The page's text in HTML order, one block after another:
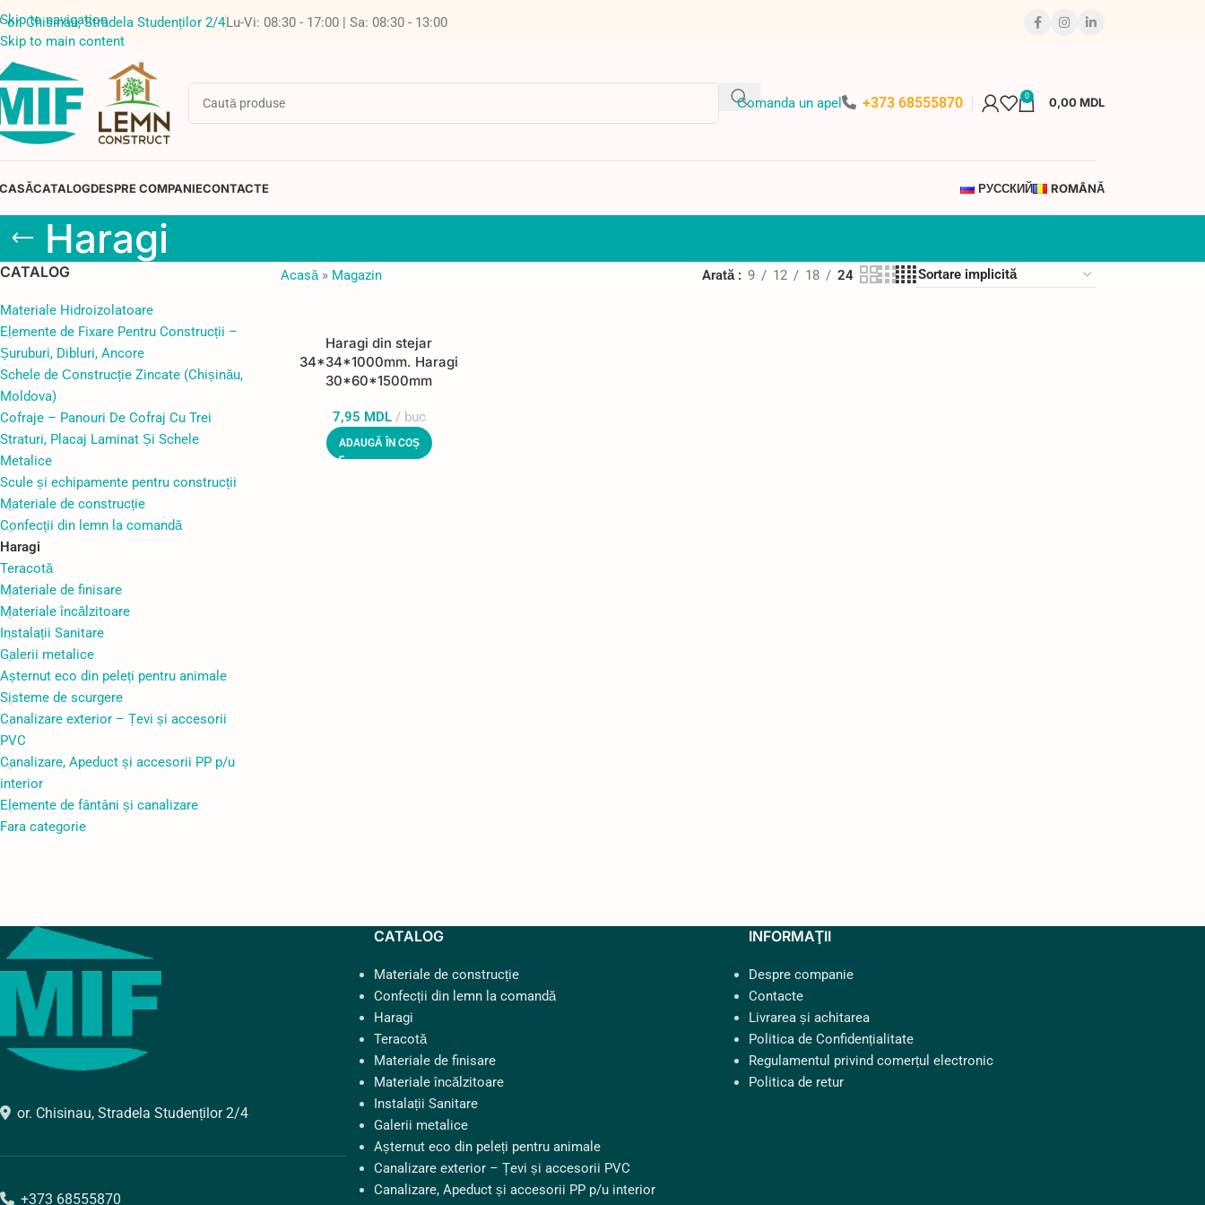
Skip to navigation
Skip to main content
or. Chisinau, Stradela Studenților 2/4Lu-Vi: 08:30 - 17:00 | Sa: 08:30 - 13:00
Сomanda un apel +373 68555870 0 0,00MDL
CATALOGDESPRE COMPANIECONTACTE РУССКИЙ ROMÂNĂ
Haragi
CATALOG
Materiale Hidroizolatoare
Elemente de Fixare Pentru Construcții –
Șuruburi, Dibluri, Ancore
Schele de Сonstrucție Zincate (Chișinău,
Moldova)
Cofraje – Panouri De Cofraj Cu Trei
Straturi, Placaj Laminat Și Schele
Metalice
Scule și echipamente pentru construcții
Materiale de construcție
Confecții din lemn la comandă
Haragi
Teracotă
Materiale de finisare
Materiale încălzitoare
Instalații Sanitare
Galerii metalice
Așternut eco din peleți pentru animale
Sisteme de scurgere
Canalizare exterior – Țevi și accesorii
PVC
Canalizare, Apeduct și accesorii PP p/u
interior
Elemente de fântâni și canalizare
Fara categorie
Acasă» Magazin Arată 9 12 18 24
Haragi din stejar
34*34*1000mm. Haragi
30*60*1500mm
7,95 MDL buc
ADAUGĂ ÎN COȘ
or. Chisinau, Stradela Studenților 2/4
+373 68555870
CATALOG
Materiale de construcție
Confecții din lemn la comandă
Haragi
Teracotă
Materiale de finisare
Materiale încălzitoare
Instalații Sanitare
Galerii metalice
Așternut eco din peleți pentru animale
Canalizare exterior – Țevi și accesorii PVC
Canalizare, Apeduct și accesorii PP p/u interior
INFORMAŢII
Despre companie
Contacte
Livrarea și achitarea
Politica de Confidențialitate
Regulamentul privind comerțul electronic
Politica de retur